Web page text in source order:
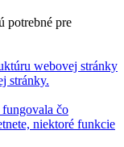
potrebné pre
webovej stránky
stránky.
fungovala čo
niektoré funkcie